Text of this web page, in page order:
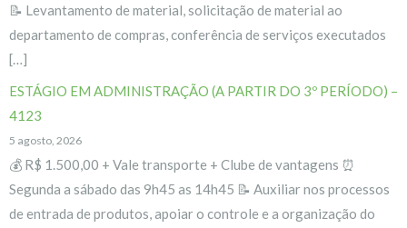
📝 Levantamento de material, solicitação de material ao
departamento de compras, conferência de serviços executados
[…]
ESTÁGIO EM ADMINISTRAÇÃO (A PARTIR DO 3º PERÍODO) –
4123
5 agosto, 2026
💰 R$ 1.500,00 + Vale transporte + Clube de vantagens ⏰
Segunda a sábado das 9h45 as 14h45 📝 Auxiliar nos processos
de entrada de produtos, apoiar o controle e a organização do